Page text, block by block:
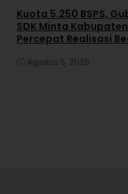
Kuota 5.250 BSPS,
SDK Minta Kabupaten
Percepat Realisasi
Agustus 5, 2026